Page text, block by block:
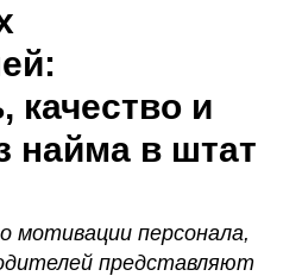
качество и
найма в штат
мотивации персонала,
представляют